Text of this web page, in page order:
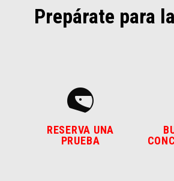
Prepárate para
RESERVA UNA
PRUEBA